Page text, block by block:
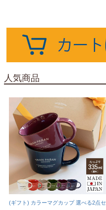
人気商品
(ギフト) カラーマグカップ 選べる2点セ